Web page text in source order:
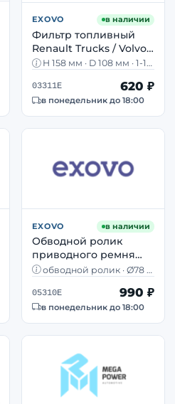
EXOVO в наличии
Фильтр топливный
Renault Trucks / Volvo
EXOVO 03311E H158
7421380483
H 158 мм · D 108 мм · 1-14
7421380483
03311E 620 ₽
в понедельник до 18:00
EXOVO в наличии
Обводной ролик
приводного ремня
Renault Trucks / Volvo
обводной ролик · Ø78 ×
Renault, Volvo
05310E 990 ₽
в понедельник до 18:00